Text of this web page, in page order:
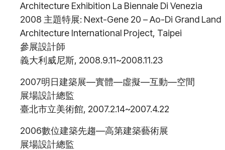
Architecture Exhibition La Biennale Di Venezia
2008 主題特展: Next-Gene 20 – Ao-Di Grand Land
Architecture International Project, Taipei
參展設計師
義大利威尼斯, 2008.9.11~2008.11.23
2007明日建築展—實體—虛擬—互動—空間
展場設計總監
臺北市立美術館, 2007.2.14~2007.4.22
2006數位建築先趨—高第建築藝術展
展場設計總監